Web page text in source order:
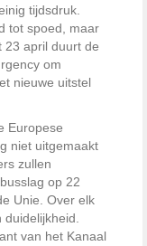
tijdsdruk.
tot spoed, maar
23 april duurt de
om
nieuwe uitstel
Europese
niet uitgemaakt
zullen
op 22
Unie. Over elk
van het Kanaal